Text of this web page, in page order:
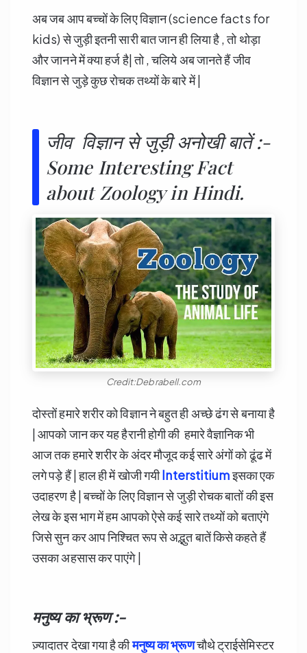
अब जब आप बच्चों के लिए विज्ञान (science facts for
kids) से जुड़ी इतनी सारी बात जान ही लिया है , तो थोड़ा
और जानने में क्या हर्ज है| तो , चलिये अब जानते हैं जीव
विज्ञान से जुड़े कुछ रोचक तथ्यों के बारे में |
जीव विज्ञान से जुड़ी अनोखी बातें :-
Some Interesting Fact
about Zoology in Hindi.
Credit:Debrabell.com
दोस्तों हमारे शरीर को विज्ञान ने बहुत ही अच्छे ढंग से बनाया है
| आपको जान कर यह हैरानी होगी की हमारे वैज्ञानिक भी
आज तक हमारे शरीर के अंदर मौजूद कई सारे अंगों को ढूंढ में
लगे पड़े हैं | हाल ही में खोजी गयीInterstitiumइसका एक
उदाहरण है | बच्चों के लिए विज्ञान से जुड़ी रोचक बातों की इस
लेख के इस भाग में हम आपको ऐसे कई सारे तथ्यों को बताएंगे
जिसे सुन कर आप निश्चित रूप से अद्भुत बातें किसे कहते हैं
उसका अहसास कर पाएंगे |
मनुष्य का भ्रूण :-
ज़्यादातर देखा गया है कीमनुष्य का भ्रूणचौथे ट्राईसेमिस्टर